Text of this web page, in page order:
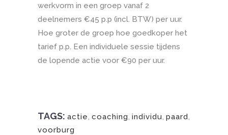
werkvorm in een groep vanaf 2
deelnemers €45 p.p (incl. BTW) per uur.
Hoe groter de groep hoe goedkoper het
tarief p.p. Een individuele sessie tijdens
de lopende actie voor €90 per uur.
TAGS: actie, coaching, individu, paard,
voorburg